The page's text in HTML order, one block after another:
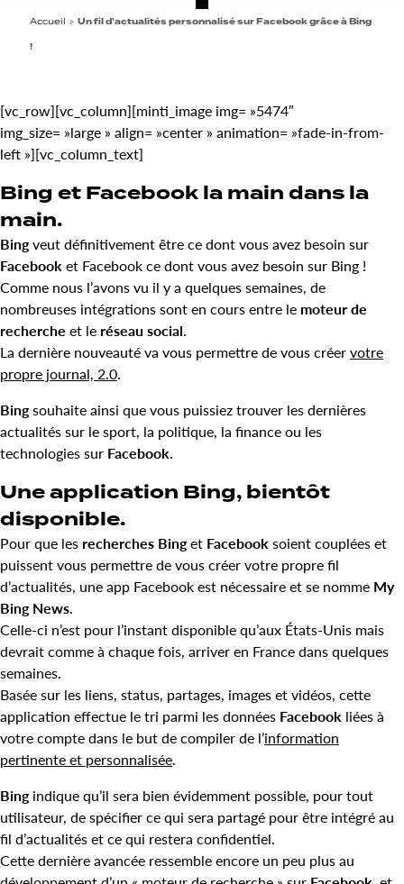
Accueil > Un fil d’actualités personnalisé sur Facebook grâce à Bing
!
[vc_row][vc_column][minti_image img= »5474″
img_size= »large » align= »center » animation= »fade-in-from-
left »][vc_column_text]
Bing et Facebook la main dans la
main.
Bingveut définitivement être ce dont vous avez besoin sur
Facebooket Facebook ce dont vous avez besoin sur Bing !
Comme nous l’avons vu il y a quelques semaines, de
nombreuses intégrations sont en cours entre le moteur de
recherche et le réseau social.
La dernière nouveauté va vous permettre de vous créervotre
propre journal, 2.0.
Bingsouhaite ainsi que vous puissiez trouver les dernières
actualités sur le sport, la politique, la finance ou les
technologies sur Facebook.
Une application Bing, bientôt
disponible.
Pour que les recherches Binget Facebooksoient couplées et
puissent vous permettre de vous créer votre propre fil
d’actualités, une app Facebook est nécessaire et se nomme My
Bing News.
Celle-ci n’est pour l’instant disponible qu’aux États-Unis mais
devrait comme à chaque fois, arriver en France dans quelques
semaines.
Basée sur les liens, status, partages, images et vidéos, cette
application effectue le tri parmi les données Facebook liées à
votre compte dans le but de compiler de l’information
pertinente et personnalisée.
Bingindique qu’il sera bien évidemment possible, pour tout
utilisateur, de spécifier ce qui sera partagé pour être intégré au
fil d’actualités et ce qui restera confidentiel.
Cette dernière avancée ressemble encore un peu plus au